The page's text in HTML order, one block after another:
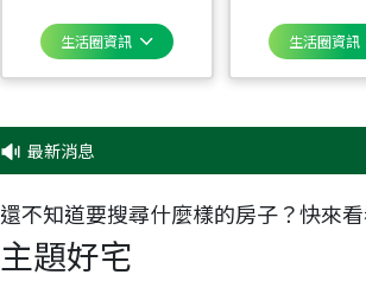
生活圈資訊 生活圈資訊
最新消息
還不知道要搜尋什麼樣的房子？快來
主題好宅